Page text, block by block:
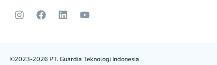
©2023-2026 PT. Guardia Teknologi Indonesia